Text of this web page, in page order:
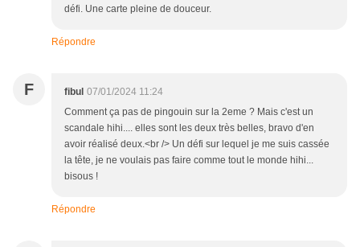
défi. Une carte pleine de douceur.
Répondre
F fibul 07/01/2024 11:24
Comment ça pas de pingouin sur la 2eme ? Mais c'est un
scandale hihi.... elles sont les deux très belles, bravo d'en
avoir réalisé deux.<br /> Un défi sur lequel je me suis cassée
la tête, je ne voulais pas faire comme tout le monde hihi...
bisous !
Répondre